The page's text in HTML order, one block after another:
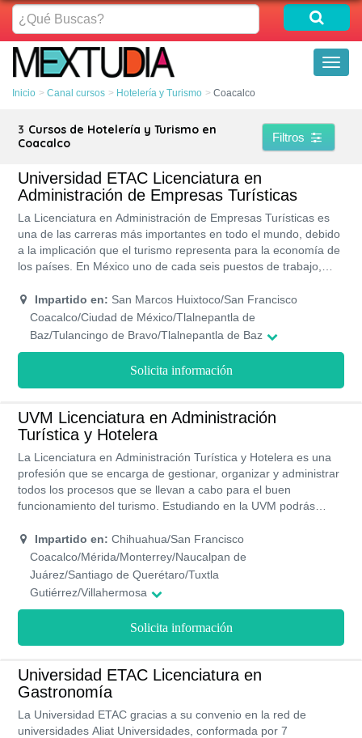
¿Qué
Buscas?
Inicio Canal cursos Hotelería y Turismo Coacalco
3 Cursos de Hotelería y Turismo en
Coacalco
Filtros
Universidad ETAC Licenciatura en
Administración de Empresas Turísticas
La Licenciatura en Administración de Empresas Turísticas es
una de las carreras más importantes en todo el mundo, debido
a la implicación que el turismo representa para la economía de
los países. En México uno de cada seis puestos de trabajo,
Impartido en: San Marcos Huixtoco/San Francisco
Coacalco/Ciudad de México/Tlalnepantla de
Baz/Tulancingo de Bravo/Tlalnepantla de Baz
Solicita información
UVM Licenciatura en Administración
Turística y Hotelera
La Licenciatura en Administración Turística y Hotelera es una
profesión que se encarga de gestionar, organizar y administrar
todos los procesos que se llevan a cabo para el buen
funcionamiento del turismo. Estudiando en la UVM podrás
influyen dentro de las actividades turísticas de un país. Esta
licenciatura tiene un plan de estudio de 9 semestres, por lo
tanto, obtienes el título en cuatro años y medio. Este pregrado
está disponible en 17 campus de la UVM.
Impartido en: Chihuahua/San Francisco
Coacalco/Mérida/Monterrey/Naucalpan de
Juárez/Santiago de Querétaro/Tuxtla
Gutiérrez/Villahermosa
Solicita información
Universidad ETAC Licenciatura en
Gastronomía
La Universidad ETAC gracias a su convenio en la red de
universidades Aliat Universidades, conformada por 7